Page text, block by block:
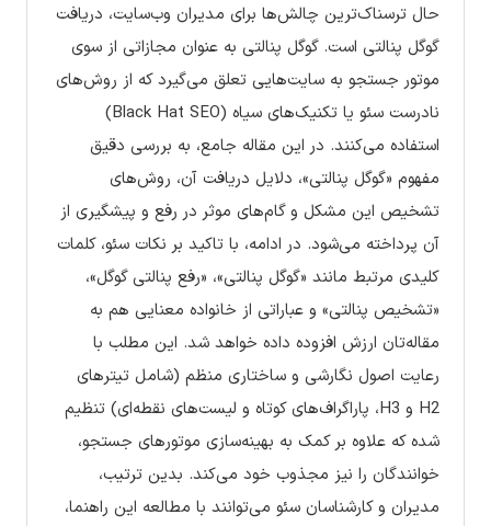
حال ترسناک‌ترین چالش‌ها برای مدیران وب‌سایت، دریافت
گوگل پنالتی است. گوگل پنالتی به عنوان مجازاتی از سوی
موتور جستجو به سایت‌هایی تعلق می‌گیرد که از روش‌های
نادرست سئو یا تکنیک‌های سیاه (Black Hat SEO)
استفاده می‌کنند. در این مقاله جامع، به بررسی دقیق
مفهوم «گوگل پنالتی»، دلایل دریافت آن، روش‌های
تشخیص این مشکل و گام‌های موثر در رفع و پیشگیری از
آن پرداخته می‌شود. در ادامه، با تاکید بر نکات سئو، کلمات
کلیدی مرتبط مانند «گوگل پنالتی»، «رفع پنالتی گوگل»،
«تشخیص پنالتی» و عباراتی از خانواده معنایی هم به
مقاله‌تان ارزش افزوده داده خواهد شد. این مطلب با
رعایت اصول نگارشی و ساختاری منظم (شامل تیترهای
H2 و H3، پاراگراف‌های کوتاه و لیست‌های نقطه‌ای) تنظیم
شده که علاوه بر کمک به بهینه‌سازی موتورهای جستجو،
خوانندگان را نیز مجذوب خود می‌کند. بدین ترتیب،
مدیران و کارشناسان سئو می‌توانند با مطالعه این راهنما،